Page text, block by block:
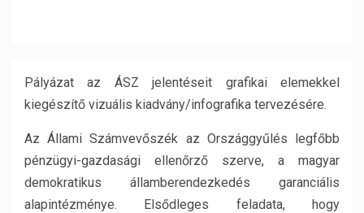
Pályázat az ÁSZ jelentéseit grafikai elemekkel
kiegészítő vizuális kiadvány/infografika tervezésére.
Az Állami Számvevőszék az Országgyűlés legfőbb
pénzügyi-gazdasági ellenőrző szerve, a magyar
demokratikus államberendezkedés garanciális
alapintézménye. Elsődleges feladata, hogy